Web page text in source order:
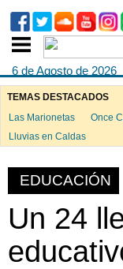
6 de Agosto de 2026
TEMAS DESTACADOS
Las Marionetas
Once
Lluvias en Caldas
EDUCACIÓN
Un 24